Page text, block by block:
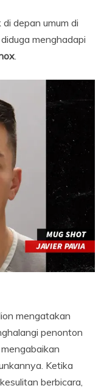
depan umum di
menghadapi
.
mengatakan
penonton
Ketika
berbicara,